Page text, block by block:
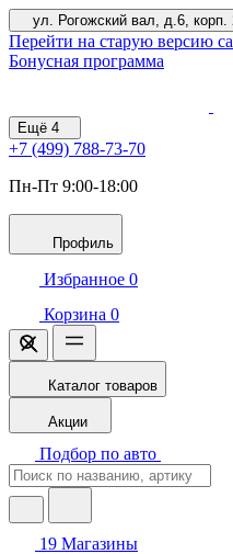
ул. Рогожский вал, д.6, корп.
Перейти на старую версию
Бонусная программа
Ещё 4
+7 (499) 788-73-70
Пн-Пт 9:00-18:00
Профиль
Избранное 0
Корзина 0
Каталог товаров
Акции
Подбор по авто
19 Магазины